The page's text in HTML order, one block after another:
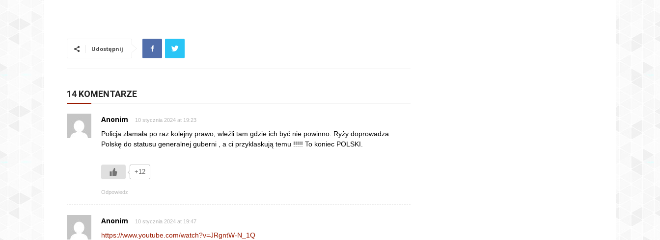
Udostępnij
14 KOMENTARZE
Anonim 10 stycznia 2024 at 19:23
Policja złamała po raz kolejny prawo, wleźli tam gdzie ich być nie powinno. Ryży doprowadza
Polskę do statusu generalnej guberni , a ci przyklaskują temu !!!!! To koniec POLSKI.
+12
Odpowiedz
Anonim 10 stycznia 2024 at 19:47
https://www.youtube.com/watch?v=JRgntW-N_1Q